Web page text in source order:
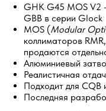
GHK G45 MOS V2
GBB в серии Glock
MOS (Modular
коллиматоров
продаются
Алюминиевый
Реалистичная
Подходит для CQB
Последняя